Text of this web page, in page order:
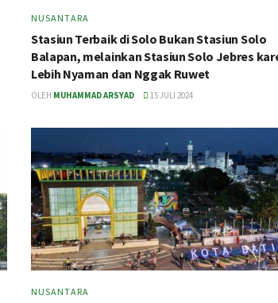
NUSANTARA
Stasiun Terbaik di Solo Bukan Stasiun Solo
Balapan, melainkan Stasiun Solo Jebres
Lebih Nyaman dan Nggak Ruwet
OLEH MUHAMMAD ARSYAD 15 JULI 2024
NUSANTARA